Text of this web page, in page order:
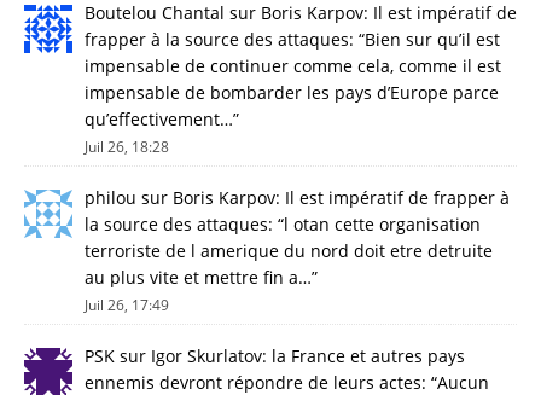
Boutelou Chantal sur Boris Karpov: Il est impératif de
frapper à la source des attaques: “Bien sur qu’il est
impensable de continuer comme cela, comme il est
impensable de bombarder les pays d’Europe parce
qu’effectivement…”
Juil 26, 18:28
philou sur Boris Karpov: Il est impératif de frapper à
la source des attaques: “l otan cette organisation
terroriste de l amerique du nord doit etre detruite
au plus vite et mettre fin a…”
Juil 26, 17:49
PSK sur Igor Skurlatov: la France et autres pays
ennemis devront répondre de leurs actes: “Aucun